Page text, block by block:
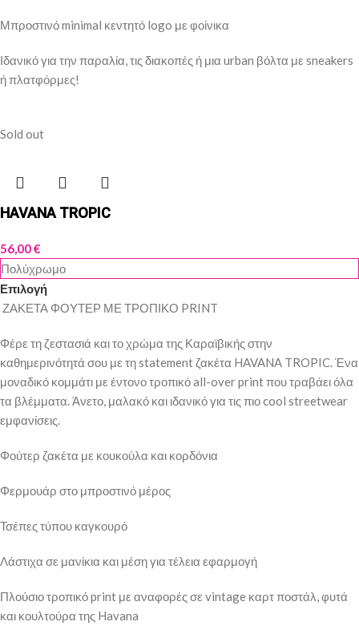
Μπροστινό minimal κεντητό logo με φοίνικα
Ιδανικό για την παραλία, τις διακοπές ή μια urban βόλτα με sneakers
ή πλατφόρμες!
Sold out
HAVANA TROPIC
56,00€
Πολύχρωμο
Επιλογή
ΖΑΚΕΤΑ ΦΟΥΤΕΡ ΜΕ ΤΡΟΠΙΚΟ PRINT
Φέρε τη ζεστασιά και το χρώμα της Καραϊβικής στην
καθημερινότητά σου με τη statement ζακέτα HAVANA TROPIC. Ένα
μοναδικό κομμάτι με έντονο τροπικό all-over print που τραβάει όλα
τα βλέμματα. Άνετο, μαλακό και ιδανικό για τις πιο cool streetwear
εμφανίσεις.
Φούτερ ζακέτα με κουκούλα και κορδόνια
Φερμουάρ στο μπροστινό μέρος
Τσέπες τύπου καγκουρό
Λάστιχα σε μανίκια και μέση για τέλεια εφαρμογή
Πλούσιο τροπικό print με αναφορές σε vintage καρτ ποστάλ, φυτά
και κουλτούρα της Havana